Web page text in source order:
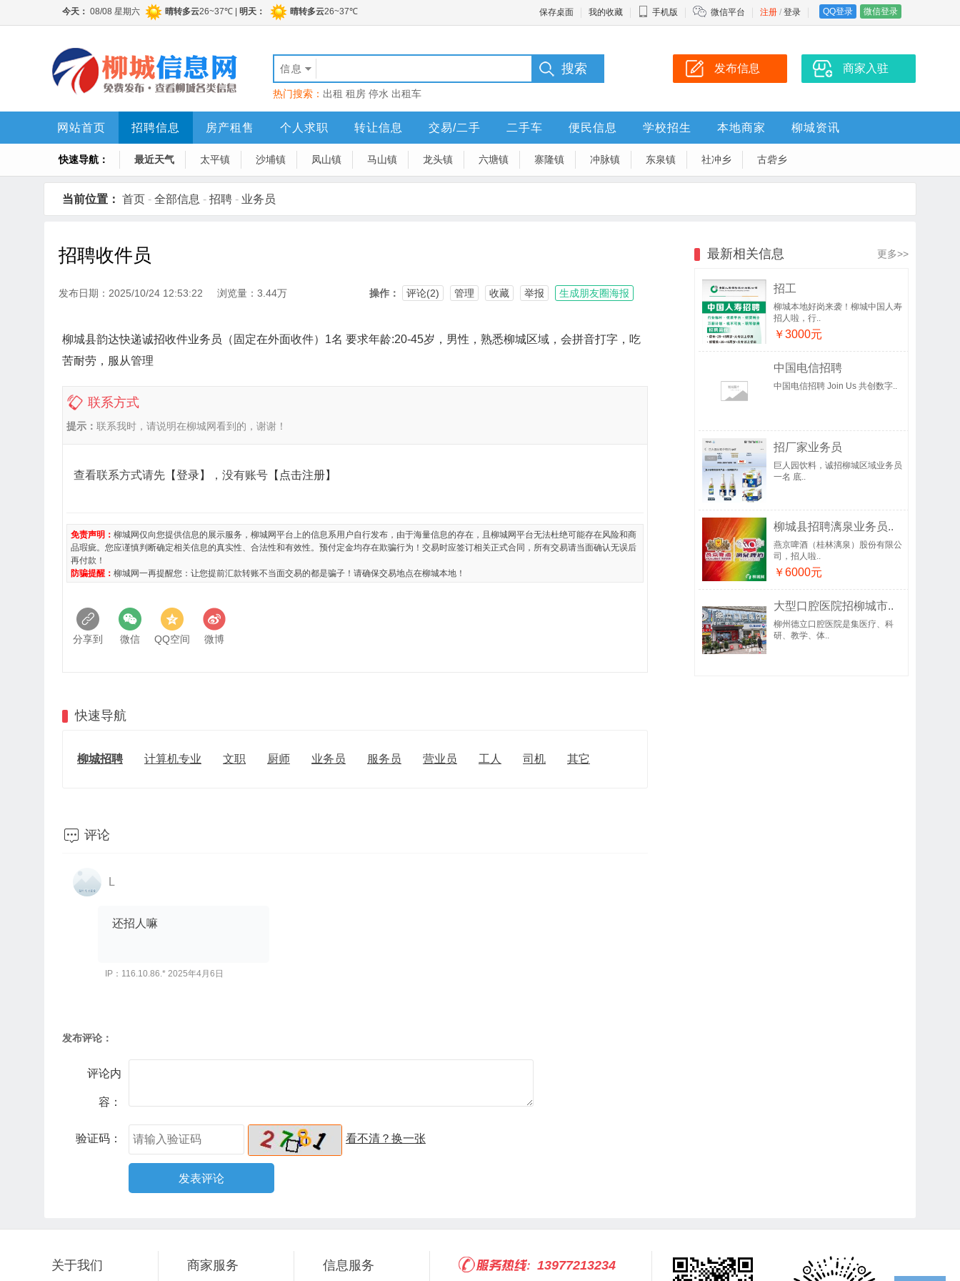
保存桌面 我的收藏 手机版 微信平台 注册 / 登录 QQ登录 微信登录
信息
热门搜索： 出租 租房 停水 出租车
发布信息 商家入驻
网站首页 招聘信息 房产租售 个人求职 转让信息 交易/二手 二手车 便民信息 学校招生 本地商家 柳城资讯
快速导航： 最近天气 太平镇 沙埔镇 凤山镇 马山镇 龙头镇 六塘镇 寨隆镇 冲脉镇 东泉镇 社冲乡 古砦乡
当前位置： 首页 - 全部信息 - 招聘 - 业务员
招聘收件员
发布日期：2025/10/24 12:53:22 浏览量：3.44万 操作： 评论(2) 管理 收藏 举报 生成朋友圈海报
柳城县韵达快递诚招收件业务员（固定在外面收件）1名 要求年龄:20-45岁，男性，熟悉柳城区域，会拼音打字，吃
苦耐劳，服从管理
联系方式
提示： 联系我时，请说明在柳城网看到的，谢谢！
查看联系方式请先 【登录】 ，没有账号 【点击注册】
免责声明： 柳城网仅向您提供信息的展示服务，柳城网平台上的信息系用户自行发布，由于海量信息的存在，且柳城网平台无法杜绝可能存在风险和商
品瑕疵。您应谨慎判断确定相关信息的真实性、合法性和有效性。预付定金均存在欺骗行为！交易时应签订相关正式合同，所有交易请当面确认无误后
再付款！
防骗提醒： 柳城网一再提醒您：让您提前汇款转账不当面交易的都是骗子！请确保交易地点在柳城本地！
分享到 微信 QQ空间 微博
快速导航
柳城招聘 计算机专业 文职 厨师 业务员 服务员 营业员 工人 司机 其它
 评论
L
还招人嘛
IP：116.10.86.* 2025年4月6日
发布评论：
评论内
容：
验证码： 看不清？换一张
最新相关信息 更多>>
招工
柳城本地好岗来袭！柳城中国人寿
招人啦，行..
￥3000元
中国电信招聘
中国电信招聘 Join Us 共创数字..
招厂家业务员
巨人园饮料，诚招柳城区域业务员
一名 底..
柳城县招聘漓泉业务员..
燕京啤酒（桂林漓泉）股份有限公
司，招人啦..
￥6000元
大型口腔医院招柳城市..
柳州德立口腔医院是集医疗、科
研、教学、体..
关于我们 商家服务 信息服务 13977213234